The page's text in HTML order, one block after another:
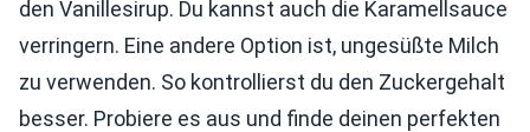
den Vanillesirup. Du kannst auch die Karamellsauce
verringern. Eine andere Option ist, ungesüßte Milch
zu verwenden. So kontrollierst du den Zuckergehalt
besser. Probiere es aus und finde deinen perfekten